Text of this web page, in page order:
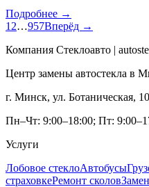
Подробнее →
1 2…957Вперёд →
Компания Стеклоавто |
Центр замены автостекла в
г. Минск, ул. Ботаническая, 10
Пн–Чт: 9:00–18:00; Пт:
Услуги
Лобовое стеклоАвтобусы
страховкеРемонт сколов